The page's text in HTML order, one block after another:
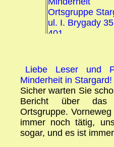
Liebe Leser und
Minderheit in Stargard!
Sicher warten Sie
Bericht über das
Ortsgruppe.
immer noch tätig,
sogar, und es ist